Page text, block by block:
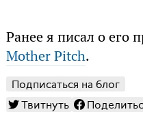
Ранее я писал о его
Mother Pitch.
Подписаться на блог
Твитнуть